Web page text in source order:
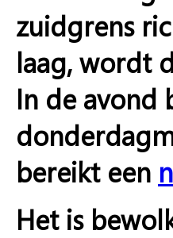
zuidgrens
laag, wordt
In de avond
bereikt een
Het is